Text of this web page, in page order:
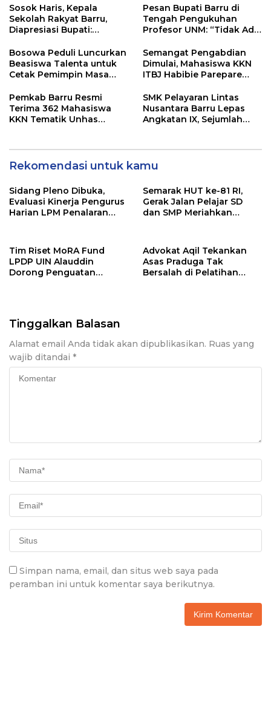
Adat Kaluppini
Sosok Haris, Kepala
Sekolah Rakyat Barru,
Diapresiasi Bupati:
Jariyah”
Pesan Bupati Barru di
Tengah Pengukuhan
Profesor UNM: “Tidak Ada
Bosowa Peduli Luncurkan
Beasiswa Talenta untuk
Cetak Pemimpin Masa
Semangat Pengabdian
Dimulai, Mahasiswa KKN
ITBJ Habibie Parepare
Riaja
Pemkab Barru Resmi
Terima 362 Mahasiswa
KKN Tematik Unhas
SMK Pelayaran Lintas
Nusantara Barru Lepas
Angkatan IX, Sejumlah
Rekomendasi untuk kamu
Sidang Pleno Dibuka,
Evaluasi Kinerja Pengurus
Harian LPM Penalaran
Semarak HUT ke-81 RI,
Gerak Jalan Pelajar SD
dan SMP Meriahkan
Tim Riset MoRA Fund
LPDP UIN Alauddin
Dorong Penguatan
Advokat Aqil Tekankan
Asas Praduga Tak
Bersalah di Pelatihan
Tinggalkan Balasan
Alamat email Anda tidak akan dipublikasikan. Ruas yang
wajib ditandai *
Simpan nama, email, dan situs web saya pada
peramban ini untuk komentar saya berikutnya.